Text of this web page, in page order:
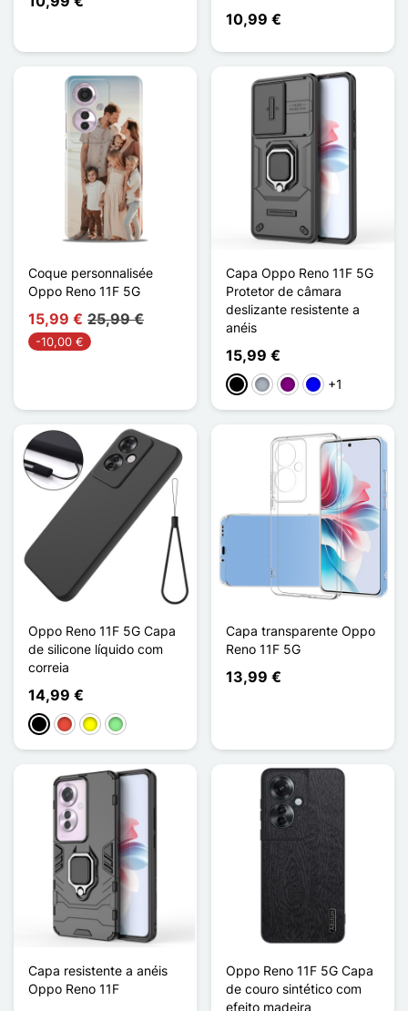
10,99 €
Coque personnalisée
Oppo Reno 11F 5G
15,99 € 25,99 €
-10,00 €
Capa Oppo Reno 11F 5G
Protetor de câmara
deslizante resistente a
anéis
15,99 €
PretoCinzento
Púrpura
Azul+1
Oppo Reno 11F 5G Capa
de silicone líquido com
correia
14,99 €
PretoVermelho
AmareloVerde claro
Capa transparente Oppo
Reno 11F 5G
13,99 €
Capa resistente a anéis
Oppo Reno 11F
Oppo Reno 11F 5G Capa
de couro sintético com
efeito madeira